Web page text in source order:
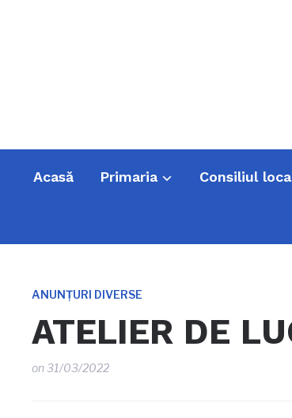
Acasă Primaria Consiliul
ANUNȚURI DIVERSE
ATELIER DE
on31/03/2022